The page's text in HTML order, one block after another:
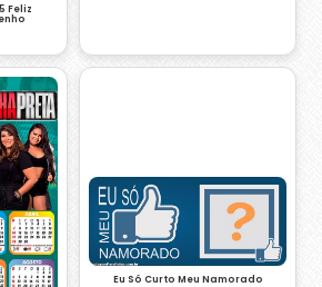
Feliz
Eu Só Curto Meu Namorado